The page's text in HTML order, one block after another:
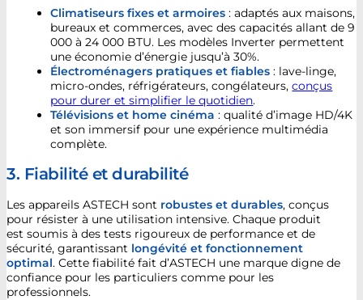
Climatiseurs fixes et armoires : adaptés aux maisons,
bureaux et commerces, avec des capacités allant de 9
000 à 24 000 BTU. Les modèles Inverter permettent
une économie d’énergie jusqu’à 30%.
Électroménagers pratiques et fiables : lave-linge,
micro-ondes, réfrigérateurs, congélateurs,conçus
pour durer et simplifier le quotidien.
Télévisions et home cinéma : qualité d’image HD/4K
et son immersif pour une expérience multimédia
complète.
3. Fiabilité et durabilité
Les appareils ASTECH sont robustes et durables, conçus
pour résister à une utilisation intensive. Chaque produit
est soumis à des tests rigoureux de performance et de
sécurité, garantissant longévité et fonctionnement
optimal. Cette fiabilité fait d’ASTECH une marque digne de
confiance pour les particuliers comme pour les
professionnels.